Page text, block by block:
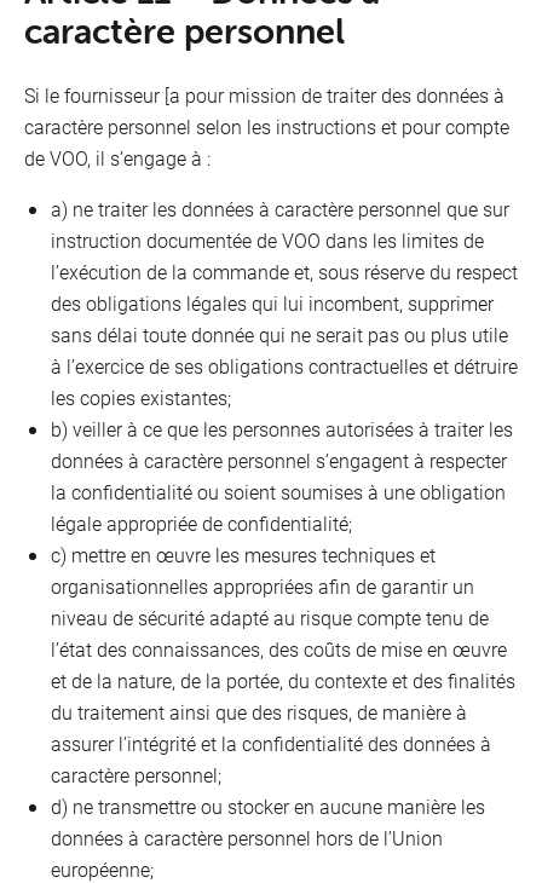
caractère personnel
Si le fournisseur [a pour mission de traiter des données à
caractère personnel selon les instructions et pour compte
de VOO, il s’engage à :
a) ne traiter les données à caractère personnel que sur
instruction documentée de VOO dans les limites de
l’exécution de la commande et, sous réserve du respect
des obligations légales qui lui incombent, supprimer
sans délai toute donnée qui ne serait pas ou plus utile
à l’exercice de ses obligations contractuelles et détruire
les copies existantes;
b) veiller à ce que les personnes autorisées à traiter les
données à caractère personnel s’engagent à respecter
la confidentialité ou soient soumises à une obligation
légale appropriée de confidentialité;
c) mettre en œuvre les mesures techniques et
organisationnelles appropriées afin de garantir un
niveau de sécurité adapté au risque compte tenu de
l’état des connaissances, des coûts de mise en œuvre
et de la nature, de la portée, du contexte et des finalités
du traitement ainsi que des risques, de manière à
assurer l’intégrité et la confidentialité des données à
caractère personnel;
d) ne transmettre ou stocker en aucune manière les
données à caractère personnel hors de l’Union
européenne;